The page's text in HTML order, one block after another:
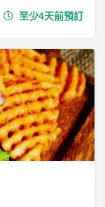
至少4天前預訂